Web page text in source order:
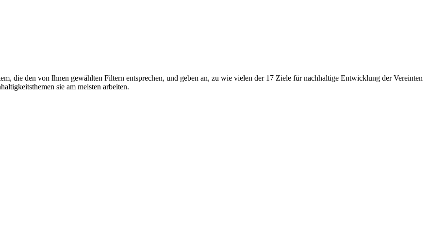
die den von Ihnen gewählten Filtern entsprechen, und geben an, zu wie vielen der 17 Ziele für nachhaltige Entwicklung der Vereinten
sie am meisten arbeiten.